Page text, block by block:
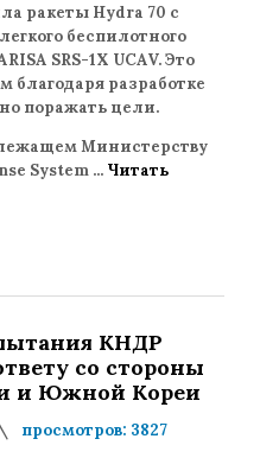
ракеты Hydra 70 с
беспилотного
SRS-1X UCAV. Это
благодаря разработке
поражать цели.
Министерству
System ... Читать
КНДР
со стороны
и Южной Кореи
просмотров: 3827